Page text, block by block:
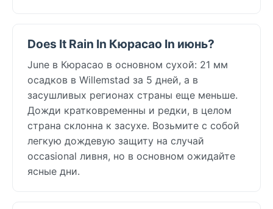
Does It Rain In Кюрасао In июнь?
June в Кюрасао в основном сухой: 21 мм
осадков в Willemstad за 5 дней, а в
засушливых регионах страны еще меньше.
Дожди кратковременны и редки, в целом
страна склонна к засухе. Возьмите с собой
легкую дождевую защиту на случай
occasional ливня, но в основном ожидайте
ясные дни.